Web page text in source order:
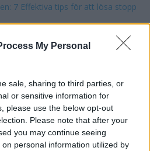
My Personal
sale, sharing to third parties, or
or sensitive information for
please use the below opt-out
Please note that after your
you may continue seeing
personal information utilized by
7 Effektiva tips för att lösa stopp
du prova att använda
lösa problemet. En metod är
i avloppet och låta